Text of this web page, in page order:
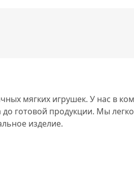
мягких игрушек. У нас в
готовой продукции. Мы
изделие.